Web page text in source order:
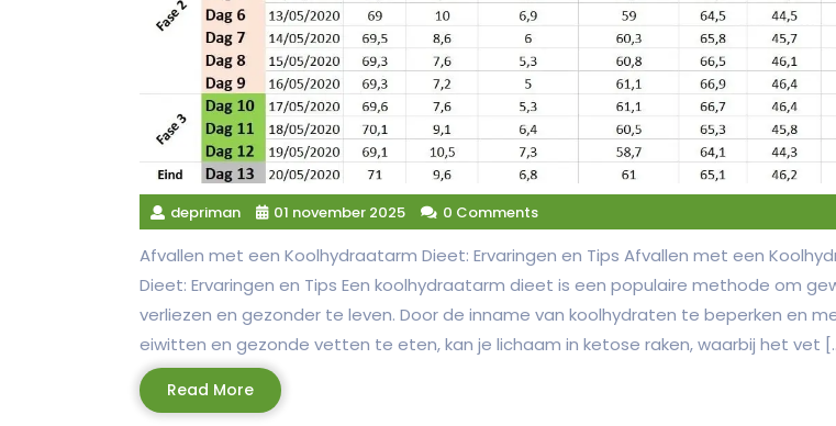
depriman 01 november 2025 0 Comments
Afvallen met een Koolhydraatarm Dieet: Ervaringen en Tips Afvallen met een
Dieet: Ervaringen en Tips Een koolhydraatarm dieet is een populaire methode om
verliezen en gezonder te leven. Door de inname van koolhydraten te beperken en
eiwitten en gezonde vetten te eten, kan je lichaam in ketose raken, waarbij het vet
Read MoreRead
More